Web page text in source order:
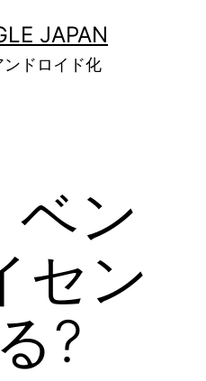
JAPAN
ンドロイド化
ベン
セン
?